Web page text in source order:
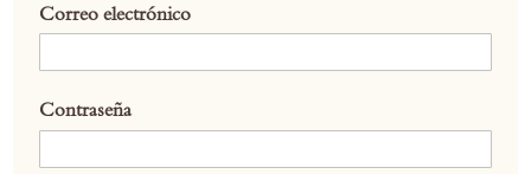
Correo electrónico
Contraseña